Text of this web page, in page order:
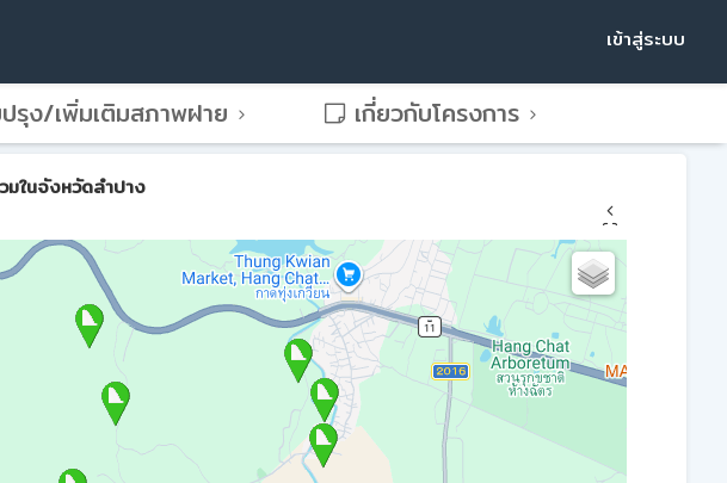
เข้าสู่ระบบ
รุง/เพิ่มเติมสภาพฝาย
เกี่ยวกับโครงการ
มในจังหวัดลำปาง